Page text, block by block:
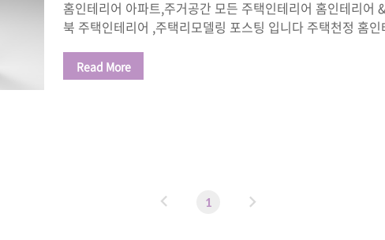
홈인테리어 아파트,주거공간 모든 주택인테리어 홈인테리어
북 주택인테리어 ,주택리모델링 포스팅 입니다 주택천정 홈
거실 또는 복층 계단 등 경계 또는 인테리어 효과을 부각하기
장 을 혼합해서 계획한 주택천정 인테리어 입니다. www.홈인
Read More
1
다